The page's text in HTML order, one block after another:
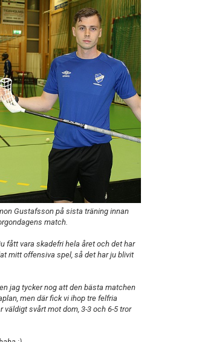
Gustafsson på sista träning innan
match.
fått vara skadefri hela året och det har
mitt offensiva spel, så det har ju blivit
jag tycker nog att den bästa matchen
men där fick vi ihop tre felfria
väldigt svårt mot dom, 3-3 och 6-5 tror